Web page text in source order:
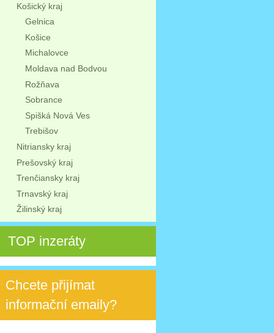
Košický kraj
Gelnica
Košice
Michalovce
Moldava nad Bodvou
Rožňava
Sobrance
Spišká Nová Ves
Trebišov
Nitriansky kraj
Prešovský kraj
Trenčiansky kraj
Trnavský kraj
Žilinský kraj
TOP inzeráty
Chcete přijímat
informační emaily?